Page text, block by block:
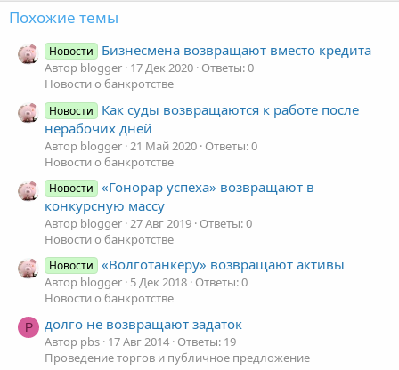
Похожие темы
Новости Бизнесмена возвращают вместо кредита
Автор blogger 17 Дек 2020 Ответы: 0
Новости о банкротстве
Новости
Как суды возвращаются к работе после
нерабочих дней
Автор blogger 21 Май 2020 Ответы: 0
Новости о банкротстве
Новости
«Гонорар успеха» возвращают в
конкурсную массу
Автор blogger 27 Авг 2019 Ответы: 0
Новости о банкротстве
Новости «Волготанкеру» возвращают активы
Автор blogger 5 Дек 2018 Ответы: 0
Новости о банкротстве
P долго не возвращают задаток
Автор pbs 17 Авг 2014 Ответы: 19
Проведение торгов и публичное предложение